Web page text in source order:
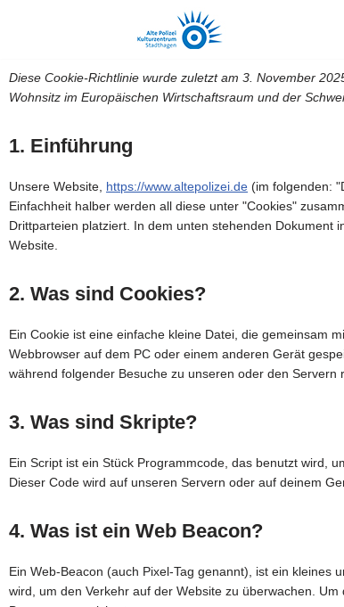
Inhalt
springen
Diese Cookie-Richtlinie wurde zuletzt am 3. November
Wohnsitz im Europäischen Wirtschaftsraum und der
1. Einführung
Unsere Website, https://www.altepolizei.de (im folgenden:
Einfachheit halber werden all diese unter "Cookies"
Drittparteien platziert. In dem unten stehenden Dokument
Website.
2. Was sind Cookies?
Ein Cookie ist eine einfache kleine Datei, die gemeinsam
Webbrowser auf dem PC oder einem anderen Gerät
während folgender Besuche zu unseren oder den Servern
3. Was sind Skripte?
Ein Script ist ein Stück Programmcode, das benutzt wird,
Dieser Code wird auf unseren Servern oder auf deinem
4. Was ist ein Web Beacon?
Ein Web-Beacon (auch Pixel-Tag genannt), ist ein kleines
wird, um den Verkehr auf der Website zu überwachen.